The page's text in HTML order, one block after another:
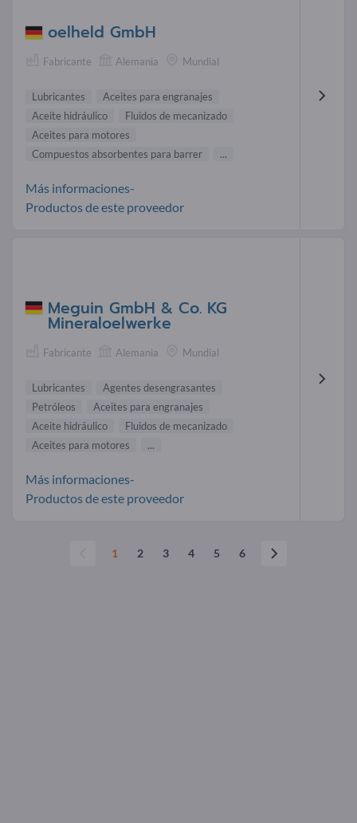
oelheld GmbH
Fabricante Alemania Mundial
Lubricantes
Aceites para engranajes
Aceite hidráulico
Fluidos de mecanizado
Aceites para motores
Compuestos absorbentes para barrer
...
Más informaciones-
Productos de este proveedor
Meguin GmbH & Co. KG
Mineraloelwerke
Fabricante Alemania Mundial
Lubricantes
Agentes desengrasantes
Petróleos
Aceites para engranajes
Aceite hidráulico
Fluidos de mecanizado
Aceites para motores
...
Más informaciones-
Productos de este proveedor
1 2 3 4 5 6